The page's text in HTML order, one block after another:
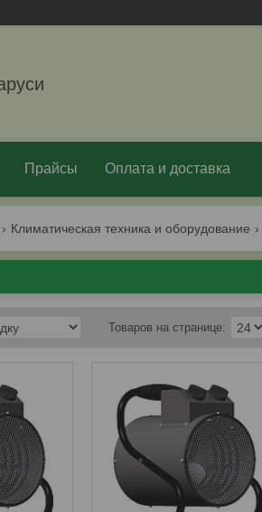
Прайсы Оплата и доставка
Климатическая техника и оборудование